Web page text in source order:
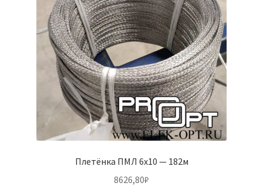
Плетёнка ПМЛ 6х10 — 182м
8626,80₽